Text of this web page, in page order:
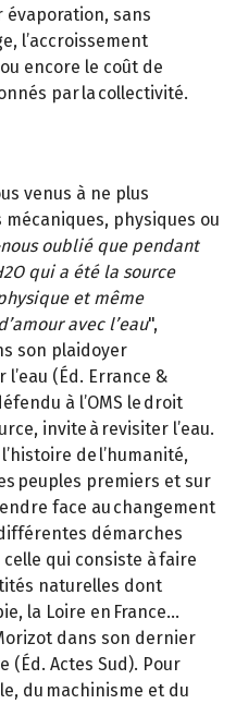
évaporation, sans
l’accroissement
encore le coût de
par la collectivité.
venus à ne plus
physiques ou
oublié que pendant
qui a été la source
et même
avec l’eau",
son plaidoyer
(Éd. Errance &
à l’OMS le droit
invite à revisiter l’eau.
de l’humanité,
peuples premiers et sur
face au changement
démarches
qui consiste à faire
naturelles dont
la Loire en France…
dans son dernier
(Éd. Actes Sud). Pour
du machinisme et du